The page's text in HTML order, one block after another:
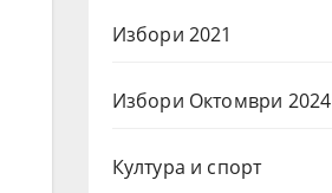
Избори 2021
Избори Октомври 2024
Култура и спорт